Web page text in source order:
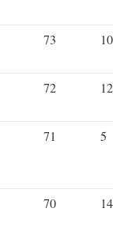
73 10
72 12
71 5
70 14